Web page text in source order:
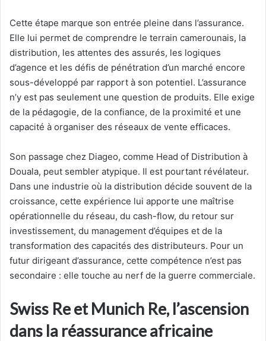
Cette étape marque son entrée pleine dans l’assurance.
Elle lui permet de comprendre le terrain camerounais, la
distribution, les attentes des assurés, les logiques
d’agence et les défis de pénétration d’un marché encore
sous-développé par rapport à son potentiel. L’assurance
n’y est pas seulement une question de produits. Elle exige
de la pédagogie, de la confiance, de la proximité et une
capacité à organiser des réseaux de vente efficaces.
Son passage chez Diageo, comme Head of Distribution à
Douala, peut sembler atypique. Il est pourtant révélateur.
Dans une industrie où la distribution décide souvent de la
croissance, cette expérience lui apporte une maîtrise
opérationnelle du réseau, du cash-flow, du retour sur
investissement, du management d’équipes et de la
transformation des capacités des distributeurs. Pour un
futur dirigeant d’assurance, cette compétence n’est pas
secondaire : elle touche au nerf de la guerre commerciale.
Swiss Re et Munich Re, l’ascension
dans la réassurance africaine